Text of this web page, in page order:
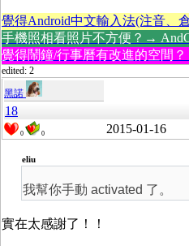
覺得Android中文輸入法(注音、
手機照相看照片不方便？→
覺得鬧鐘/行事曆有改進的空間
edited: 2
黑諾
18
0 0 2015-01-16
eliu
我幫你手動 activated 了。
實在太感謝了！！